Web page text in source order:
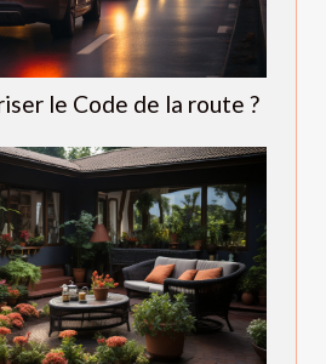
le Code de la route ?